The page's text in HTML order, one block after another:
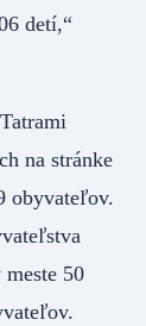
detí,“
na stránke
obyvateľov.
50